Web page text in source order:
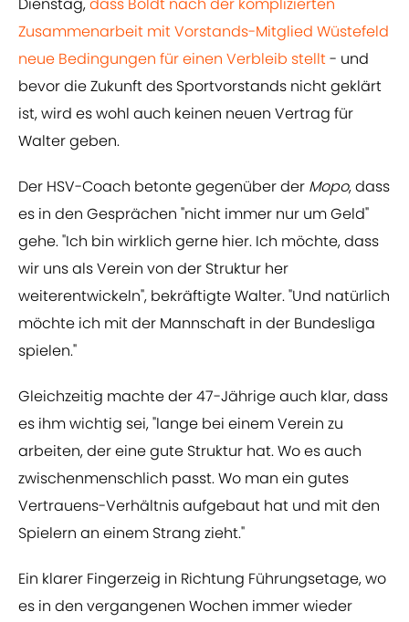
Zusammenarbeit mit Vorstands-Mitglied Wüstefeld
neue Bedingungen für einen Verbleib stellt- und
bevor die Zukunft des Sportvorstands nicht geklärt
ist, wird es wohl auch keinen neuen Vertrag für
Walter geben.
Der HSV-Coach betonte gegenüber der Mopo, dass
es in den Gesprächen "nicht immer nur um Geld"
gehe. "Ich bin wirklich gerne hier. Ich möchte, dass
wir uns als Verein von der Struktur her
weiterentwickeln", bekräftigte Walter. "Und natürlich
möchte ich mit der Mannschaft in der Bundesliga
spielen."
Gleichzeitig machte der 47-Jährige auch klar, dass
es ihm wichtig sei, "lange bei einem Verein zu
arbeiten, der eine gute Struktur hat. Wo es auch
zwischenmenschlich passt. Wo man ein gutes
Vertrauens-Verhältnis aufgebaut hat und mit den
Spielern an einem Strang zieht."
Ein klarer Fingerzeig in Richtung Führungsetage, wo
es in den vergangenen Wochen immer wieder